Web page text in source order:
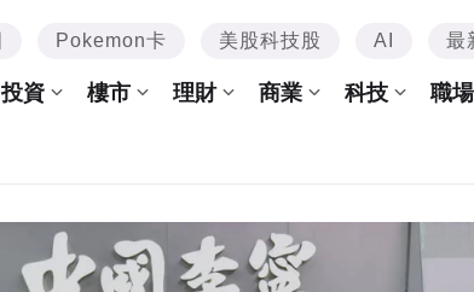
Pokemon卡 美股科技股 AI 最
投資 樓市 理財 商業 科技 職場